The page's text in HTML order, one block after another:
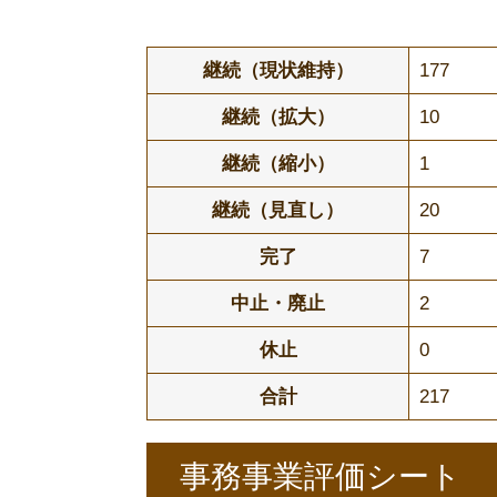
継続（現状維持） 177
継続（拡大） 10
継続（縮小） 1
継続（見直し） 20
完了 7
中止・廃止 2
休止 0
合計 217
事務事業評価シート